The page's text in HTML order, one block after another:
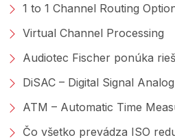
1 to 1 Channel Routing
Virtual Channel Processing
Audiotec Fischer ponúka
DiSAC – Digital Signal
ATM – Automatic Time
Čo všetko prevádza ISO